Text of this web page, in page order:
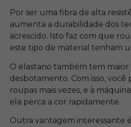
Por ser uma fibra de alta
aumenta a durabilidade dos
acrescido. Isto faz com que
este tipo de material tenham
O elastano também tem maior
desbotamento. Com isso, você
roupas mais vezes, e à
ela perca a cor rapidamente.
Outra vantagem interessante